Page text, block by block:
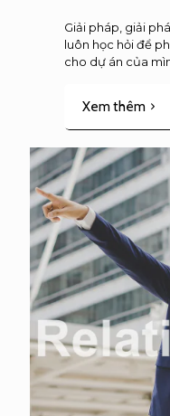
Giải pháp, giải
luôn học hỏi để
cho dự án của
Xem thêm